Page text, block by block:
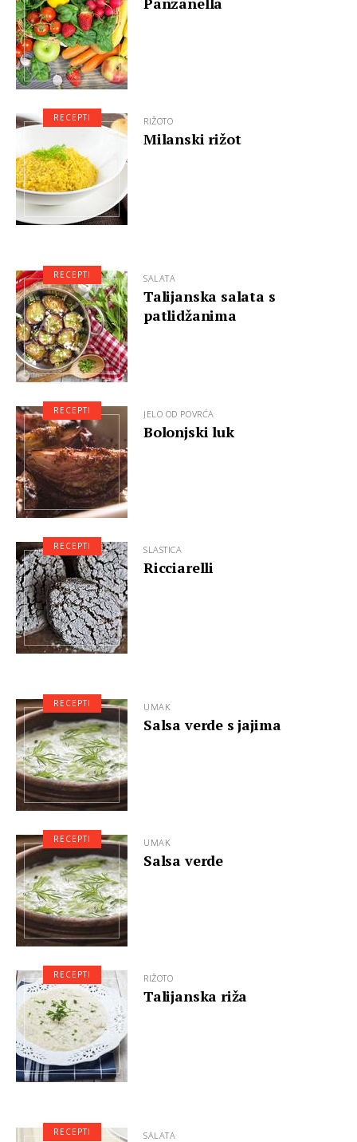
RIŽOTO
Milanski rižot
RECEPTI
SALATA
Talijanska salata s
patlidžanima
RECEPTI
JELO OD POVRĆA
Bolonjski luk
RECEPTI
SLASTICA
Ricciarelli
RECEPTI
UMAK
Salsa verde s jajima
RECEPTI
UMAK
Salsa verde
RECEPTI
RIŽOTO
Talijanska riža
RECEPTI
SALATA
RECEPTI